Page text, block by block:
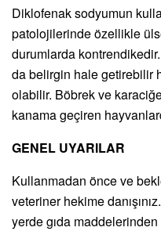
Diklofenak sodyumun
patolojilerinde özellikle
durumlarda
da belirgin hale getirebilir
olabilir. Böbrek ve
kanama geçiren
GENEL UYARILAR
Kullanmadan önce ve
veteriner hekime
yerde gıda